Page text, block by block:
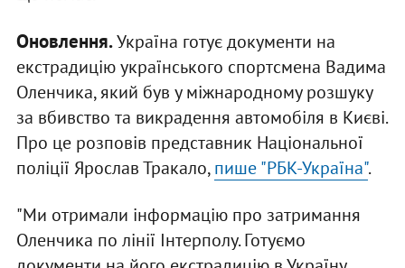
Оновлення.Україна готує документи на
екстрадицію українського спортсмена Вадима
Оленчика, який був у міжнародному розшуку
за вбивство та викрадення автомобіля в Києві.
Про це розповів представник Національної
поліції Ярослав Тракало,пише "РБК-Україна".
"Ми отримали інформацію про затримання
Оленчика по лінії Інтерполу. Готуємо